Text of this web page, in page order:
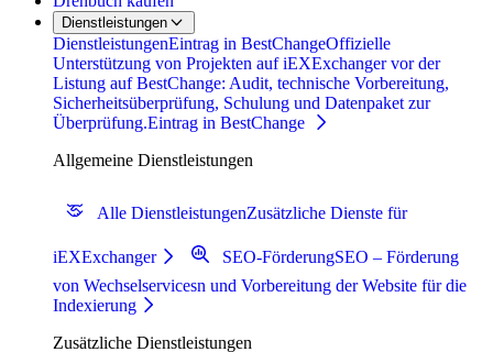
Dienstleistungen
DienstleistungenEintrag in BestChangeOffizielle
Unterstützung von Projekten auf iEXExchanger vor der
Listung auf BestChange: Audit, technische Vorbereitung,
Sicherheitsüberprüfung, Schulung und Datenpaket zur
Überprüfung.Eintrag in BestChange
Allgemeine Dienstleistungen
Alle DienstleistungenZusätzliche Dienste für
iEXExchanger SEO-FörderungSEO – Förderung
von Wechselservicesn und Vorbereitung der Website für die
Indexierung
Zusätzliche Dienstleistungen